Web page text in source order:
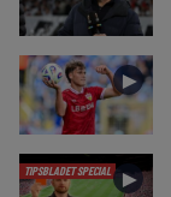
►
TIPSBLADET SPECIAL ►